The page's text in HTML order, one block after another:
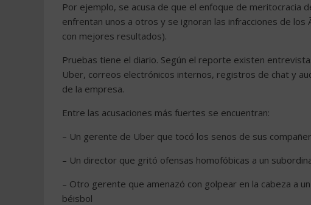
Por ejemplo, se acusa de que el enfoque de meritocracia
enfrentan unos a otros y se ignoran las infracciones de los
con mejores resultados).
Pruebas tiene el diario. Según el reporte existen
Uber, correos electrónicos internos, registros de chat y
de la empresa.
Entre las acusaciones más fuertes se encuentran:
– Un gerente de Uber que tocó los senos de sus
– Un director que gritó ofensas homofóbicas a un
– Otro gerente que amenazó con golpear en la cabeza a
béisbol